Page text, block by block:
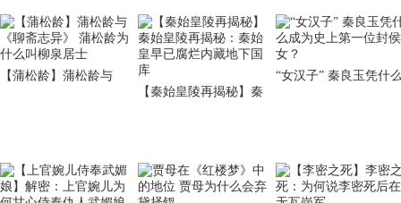
【蒲松龄】蒲松龄与
【秦始皇陵再揭秘】秦
“女汉子” 秦良玉凭什